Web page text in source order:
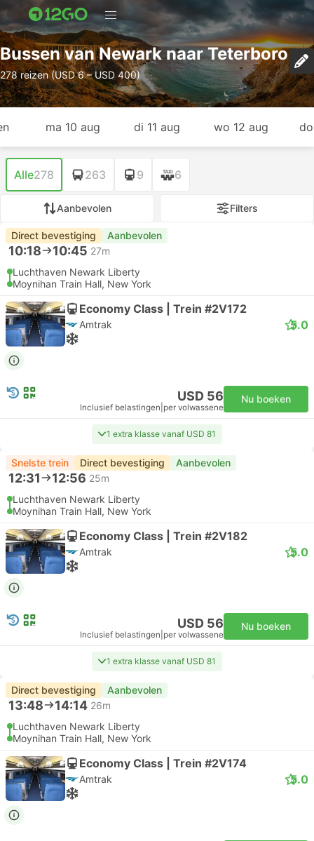
Bussen van Newark naar Teterboro
278 reizen (USD 6 – USD 400)
ma 10 aug di 11 aug wo 12 aug
Alle278 263 9 6
Aanbevolen Filters
Direct bevestiging Aanbevolen
10:18 10:45 27m
Luchthaven Newark Liberty
Moynihan Train Hall, New York
Economy Class | Trein #2V172
Amtrak 5.0
USD 56
Inclusief belastingen per volwassene
Nu boeken
1 extra klasse vanaf USD 81
Snelste trein Direct bevestiging Aanbevolen
12:31 12:56 25m
Luchthaven Newark Liberty
Moynihan Train Hall, New York
Economy Class | Trein #2V182
Amtrak 5.0
USD 56
Inclusief belastingen per volwassene
Nu boeken
1 extra klasse vanaf USD 81
Direct bevestiging Aanbevolen
13:48 14:14 26m
Luchthaven Newark Liberty
Moynihan Train Hall, New York
Economy Class | Trein #2V174
Amtrak 5.0